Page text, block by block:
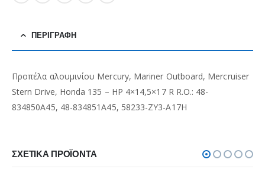
ΠΕΡΙΓΡΑΦΉ
Προπέλα αλουμινίου Mercury, Mariner Outboard, Mercruiser
Stern Drive, Honda 135 – HP 4×14,5×17 R R.O.: 48-
834850A45, 48-834851A45, 58233-ZY3-A17H
ΣΧΕΤΙΚΆ ΠΡΟΪΌΝΤΑ